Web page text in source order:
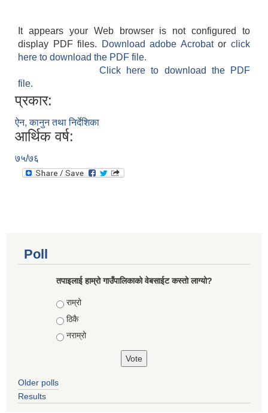
It appears your Web browser is not configured to
display PDF files.
Download adobe Acrobatorclick
here to download the PDF file.
Click here to download the PDF
file.
प्रकार:
ऐन, कानुन तथा निर्देशिका
आर्थिक वर्ष:
७५/७६
Poll
तपाइलाई हाम्रो गाउँपालिकाको वेबसाईट कस्तो लाग्यो?
Choices
राम्रो
ठिकै
नराम्रो
Older polls
Results